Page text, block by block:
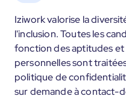
Iziwork valorise la
l'inclusion. Toutes les
fonction des aptitudes
personnelles sont
politique de
sur demande à contact-